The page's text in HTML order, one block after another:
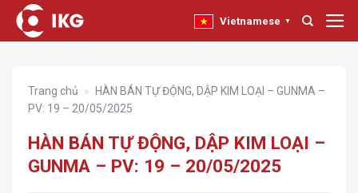
qua
Vietnamese ▼
Trang chủ »
HÀN BÁN TỰ ĐỘNG, DẬP KIM LOẠI – GUNMA –
PV: 19 – 20/05/2025
HÀN BÁN TỰ ĐỘNG, DẬP KIM LOẠI –
GUNMA – PV: 19 – 20/05/2025